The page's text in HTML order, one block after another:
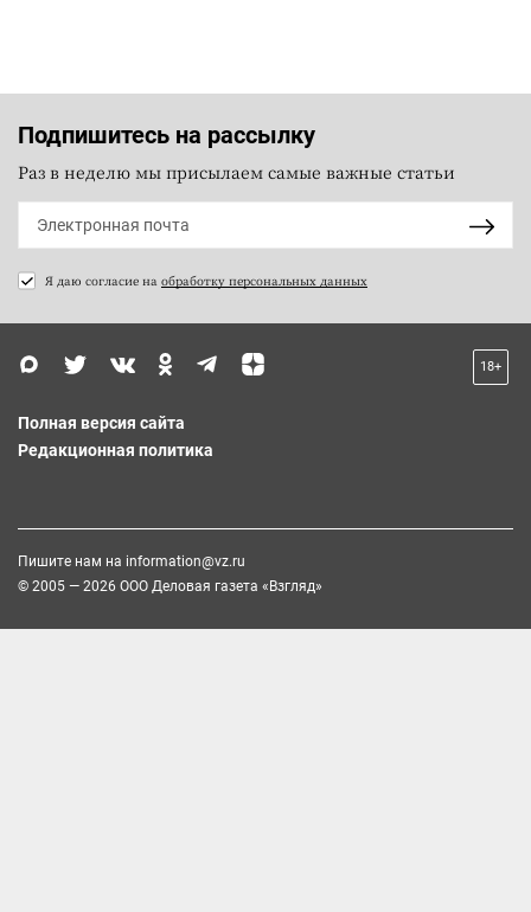
Подпишитесь на рассылку
Раз в неделю мы присылаем самые важные статьи
Я даю согласие на обработку персональных данных
18+
Полная версия сайта
Редакционная политика
Пишите нам на information@vz.ru
© 2005 — 2026 ООО Деловая газета «Взгляд»